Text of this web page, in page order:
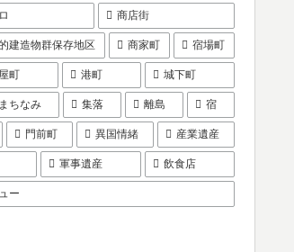
商店街
建造物群保存地区 商家町 宿場町
町 港町 城下町
ちなみ 集落 離島 宿
門前町 異国情緒 産業遺産
軍事遺産 飲食店
ー